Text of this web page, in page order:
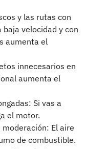
y las rutas con
velocidad y con
aumenta el
innecesarios en
aumenta el
Si vas a
el motor.
El aire
de combustible.